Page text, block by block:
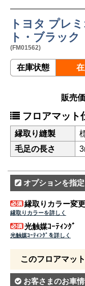
トヨタ プレ
ト・ブラック
(FM01562)
在庫状態
販売
フロアマット
縁取り縫製
毛足の長さ
オプションを指定
縁取りカラー変更
縁取りカラーを詳しく
光触媒ｺｰﾃｨﾝｸﾞ
光触媒ｺｰﾃｨﾝｸﾞを詳しく
このフロアマッ
お客さまのお車